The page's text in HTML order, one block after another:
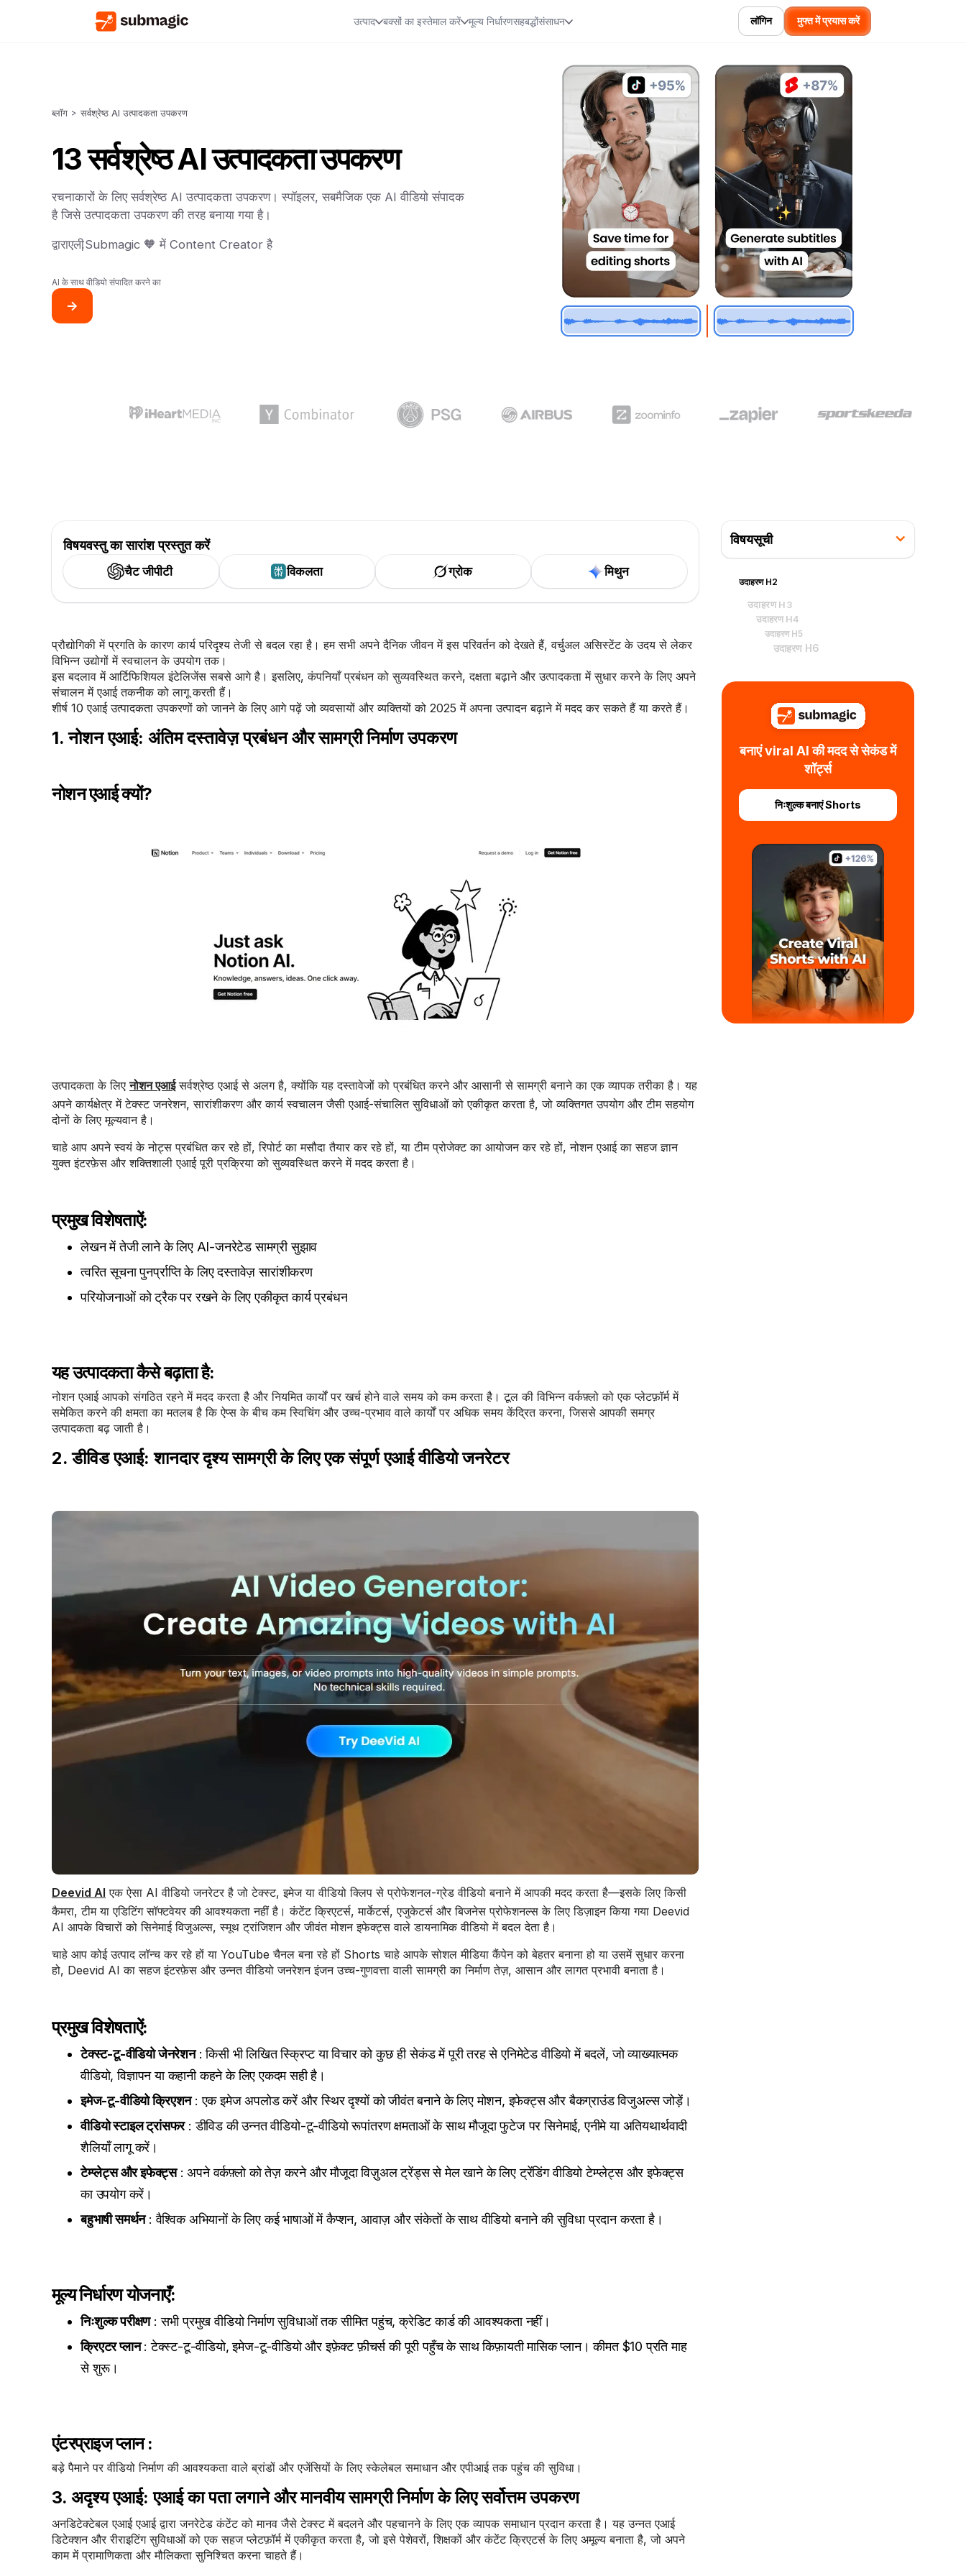
उत्पाद बक्सों का इस्तेमाल करें मूल्य निर्धारणसहबद्धोंसंसाधन लॉगिन मुफ्त में प्रयास करें
ब्लॉग > सर्वश्रेष्ठ AI उत्पादकता उपकरण
13 सर्वश्रेष्ठ AI उत्पादकता उपकरण
रचनाकारों के लिए सर्वश्रेष्ठ AI उत्पादकता उपकरण। स्पॉइलर, सबमैजिक एक AI वीडियो संपादक
है जिसे उत्पादकता उपकरण की तरह बनाया गया है।
द्वाराएली,Submagic 🧡 में Content Creator है
AI के साथ वीडियो संपादित करने का
->
विषयवस्तु का सारांश प्रस्तुत करें
चैट जीपीटी विकलता ग्रोक मिथुन
प्रौद्योगिकी में प्रगति के कारण कार्य परिदृश्य तेजी से बदल रहा है। हम सभी अपने दैनिक जीवन में इस परिवर्तन को देखते हैं, वर्चुअल असिस्टेंट के उदय से लेकर
विभिन्न उद्योगों में स्वचालन के उपयोग तक।
इस बदलाव में आर्टिफिशियल इंटेलिजेंस सबसे आगे है। इसलिए, कंपनियाँ प्रबंधन को सुव्यवस्थित करने, दक्षता बढ़ाने और उत्पादकता में सुधार करने के लिए अपने
संचालन में एआई तकनीक को लागू करती हैं।
शीर्ष 10 एआई उत्पादकता उपकरणों को जानने के लिए आगे पढ़ें जो व्यवसायों और व्यक्तियों को 2025 में अपना उत्पादन बढ़ाने में मदद कर सकते हैं या करते हैं।
1. नोशन एआई: अंतिम दस्तावेज़ प्रबंधन और सामग्री निर्माण उपकरण
नोशन एआई क्यों?
उत्पादकता के लिएनोशन एआईसर्वश्रेष्ठ एआई से अलग है, क्योंकि यह दस्तावेजों को प्रबंधित करने और आसानी से सामग्री बनाने का एक व्यापक तरीका है। यह
अपने कार्यक्षेत्र में टेक्स्ट जनरेशन, सारांशीकरण और कार्य स्वचालन जैसी एआई-संचालित सुविधाओं को एकीकृत करता है, जो व्यक्तिगत उपयोग और टीम सहयोग
दोनों के लिए मूल्यवान है।
चाहे आप अपने स्वयं के नोट्स प्रबंधित कर रहे हों, रिपोर्ट का मसौदा तैयार कर रहे हों, या टीम प्रोजेक्ट का आयोजन कर रहे हों, नोशन एआई का सहज ज्ञान
युक्त इंटरफ़ेस और शक्तिशाली एआई पूरी प्रक्रिया को सुव्यवस्थित करने में मदद करता है।
प्रमुख विशेषताऐं:
लेखन में तेजी लाने के लिए AI-जनरेटेड सामग्री सुझाव
त्वरित सूचना पुनर्प्राप्ति के लिए दस्तावेज़ सारांशीकरण
परियोजनाओं को ट्रैक पर रखने के लिए एकीकृत कार्य प्रबंधन
यह उत्पादकता कैसे बढ़ाता है:
नोशन एआई आपको संगठित रहने में मदद करता है और नियमित कार्यों पर खर्च होने वाले समय को कम करता है। टूल की विभिन्न वर्कफ़्लो को एक प्लेटफ़ॉर्म में
समेकित करने की क्षमता का मतलब है कि ऐप्स के बीच कम स्विचिंग और उच्च-प्रभाव वाले कार्यों पर अधिक समय केंद्रित करना, जिससे आपकी समग्र
उत्पादकता बढ़ जाती है।
2. डीविड एआई: शानदार दृश्य सामग्री के लिए एक संपूर्ण एआई वीडियो जनरेटर
Deevid AI एक ऐसा AI वीडियो जनरेटर है जो टेक्स्ट, इमेज या वीडियो क्लिप से प्रोफेशनल-ग्रेड वीडियो बनाने में आपकी मदद करता है—इसके लिए किसी
कैमरा, टीम या एडिटिंग सॉफ्टवेयर की आवश्यकता नहीं है। कंटेंट क्रिएटर्स, मार्केटर्स, एजुकेटर्स और बिजनेस प्रोफेशनल्स के लिए डिज़ाइन किया गया Deevid
AI आपके विचारों को सिनेमाई विजुअल्स, स्मूथ ट्रांजिशन और जीवंत मोशन इफेक्ट्स वाले डायनामिक वीडियो में बदल देता है।
चाहे आप कोई उत्पाद लॉन्च कर रहे हों या YouTube चैनल बना रहे हों Shorts चाहे आपके सोशल मीडिया कैंपेन को बेहतर बनाना हो या उसमें सुधार करना
हो, Deevid AI का सहज इंटरफ़ेस और उन्नत वीडियो जनरेशन इंजन उच्च-गुणवत्ता वाली सामग्री का निर्माण तेज़, आसान और लागत प्रभावी बनाता है।
प्रमुख विशेषताऐं:
टेक्स्ट-टू-वीडियो जेनरेशन: किसी भी लिखित स्क्रिप्ट या विचार को कुछ ही सेकंड में पूरी तरह से एनिमेटेड वीडियो में बदलें, जो व्याख्यात्मक
वीडियो, विज्ञापन या कहानी कहने के लिए एकदम सही है।
इमेज-टू-वीडियो क्रिएशन: एक इमेज अपलोड करें और स्थिर दृश्यों को जीवंत बनाने के लिए मोशन, इफेक्ट्स और बैकग्राउंड विजुअल्स जोड़ें।
वीडियो स्टाइल ट्रांसफर: डीविड की उन्नत वीडियो-टू-वीडियो रूपांतरण क्षमताओं के साथ मौजूदा फुटेज पर सिनेमाई, एनीमे या अतियथार्थवादी
शैलियाँ लागू करें।
टेम्प्लेट्स और इफेक्ट्स: अपने वर्कफ़्लो को तेज़ करने और मौजूदा विज़ुअल ट्रेंड्स से मेल खाने के लिए ट्रेंडिंग वीडियो टेम्प्लेट्स और इफेक्ट्स
का उपयोग करें।
बहुभाषी समर्थन: वैश्विक अभियानों के लिए कई भाषाओं में कैप्शन, आवाज़ और संकेतों के साथ वीडियो बनाने की सुविधा प्रदान करता है।
मूल्य निर्धारण योजनाएँ:
निःशुल्क परीक्षण: सभी प्रमुख वीडियो निर्माण सुविधाओं तक सीमित पहुंच, क्रेडिट कार्ड की आवश्यकता नहीं।
क्रिएटर प्लान: टेक्स्ट-टू-वीडियो, इमेज-टू-वीडियो और इफ़ेक्ट फ़ीचर्स की पूरी पहुँच के साथ किफ़ायती मासिक प्लान। कीमत $10 प्रति माह
से शुरू।
एंटरप्राइज प्लान:
बड़े पैमाने पर वीडियो निर्माण की आवश्यकता वाले ब्रांडों और एजेंसियों के लिए स्केलेबल समाधान और एपीआई तक पहुंच की सुविधा।
3. अदृश्य एआई: एआई का पता लगाने और मानवीय सामग्री निर्माण के लिए सर्वोत्तम उपकरण
अनडिटेक्टेबल एआई एआई द्वारा जनरेटेड कंटेंट को मानव जैसे टेक्स्ट में बदलने और पहचानने के लिए एक व्यापक समाधान प्रदान करता है। यह उन्नत एआई
डिटेक्शन और रीराइटिंग सुविधाओं को एक सहज प्लेटफ़ॉर्म में एकीकृत करता है, जो इसे पेशेवरों, शिक्षकों और कंटेंट क्रिएटर्स के लिए अमूल्य बनाता है, जो अपने
काम में प्रामाणिकता और मौलिकता सुनिश्चित करना चाहते हैं।
विषयसूची
उदाहरण H2
उदाहरण H3
उदाहरण H4
उदाहरण H5
उदाहरण H6
बनाएं viral AI की मदद से सेकंड में
शॉर्ट्स
निःशुल्क बनाएं Shorts